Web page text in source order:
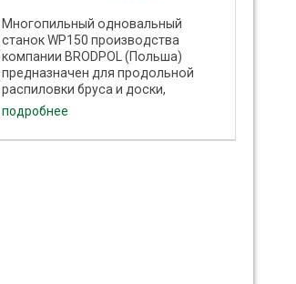
Многопильный одновальный
станок WP150 производства
компании BRODPOL (Польша)
предназначен для продольной
распиловки бруса и доски,
получения обрезного бруса, доски
заданных размеров из
необрезного пиломатериала.
подробнее